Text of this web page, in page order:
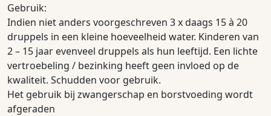
Gebruik:
Indien niet anders voorgeschreven 3 x daags 15 à 20
druppels in een kleine hoeveelheid water. Kinderen van
2 – 15 jaar evenveel druppels als hun leeftijd. Een lichte
vertroebeling / bezinking heeft geen invloed op de
kwaliteit. Schudden voor gebruik.
Het gebruik bij zwangerschap en borstvoeding wordt
afgeraden